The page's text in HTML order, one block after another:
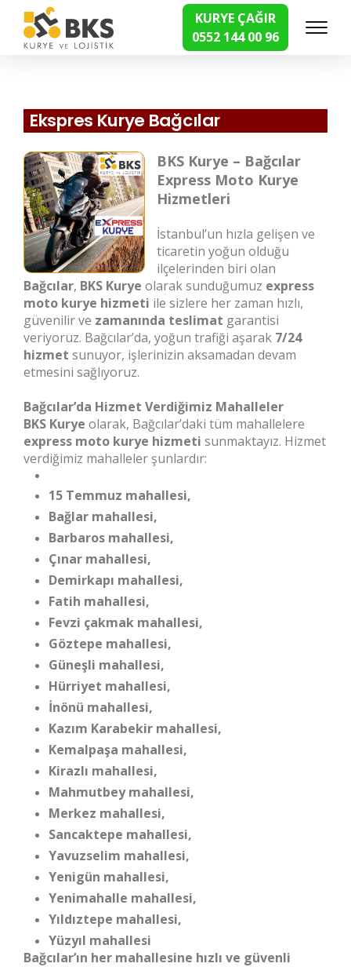
KURYE ÇAĞIR
0552 144 00 96
Hızlı Kurye Hizmetleri
Ekspres Kurye Bağcılar
BKS Kurye – Bağcılar
Express Moto Kurye
Hizmetleri
İstanbul’un hızla gelişen ve
ticaretin yoğun olduğu
ilçelerinden biri olan
Bağcılar, BKS Kurye olarak sunduğumuz express
moto kurye hizmeti ile sizlere her zaman hızlı,
güvenilir ve zamanında teslimat garantisi
veriyoruz. Bağcılar’da, yoğun trafiği aşarak 7/24
hizmet sunuyor, işlerinizin aksamadan devam
etmesini sağlıyoruz.
Bağcılar’da Hizmet Verdiğimiz Mahalleler
BKS Kurye olarak, Bağcılar’daki tüm mahallelere
express moto kurye hizmeti sunmaktayız. Hizmet
verdiğimiz mahalleler şunlardır:
15 Temmuz mahallesi,
Bağlar mahallesi,
Barbaros mahallesi,
Çınar mahallesi,
Demirkapı mahallesi,
Fatih mahallesi,
Fevzi çakmak mahallesi,
Göztepe mahallesi,
Güneşli mahallesi,
Hürriyet mahallesi,
İnönü mahallesi,
Kazım Karabekir mahallesi,
Kemalpaşa mahallesi,
Kirazlı mahallesi,
Mahmutbey mahallesi,
Merkez mahallesi,
Sancaktepe mahallesi,
Yavuzselim mahallesi,
Yenigün mahallesi,
Yenimahalle mahallesi,
Yıldıztepe mahallesi,
Yüzyıl mahallesi
Bağcılar’ın her mahallesine hızlı ve güvenli